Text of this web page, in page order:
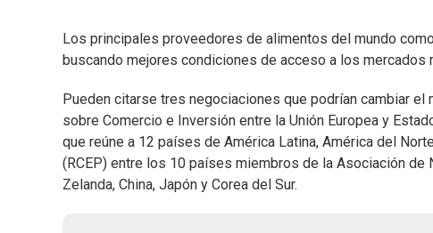
Los principales proveedores de alimentos del mundo
buscando mejores condiciones de acceso a los mercados
Pueden citarse tres negociaciones que podrían cambiar
sobre Comercio e Inversión entre la Unión Europea y
que reúne a 12 países de América Latina, América del
(RCEP) entre los 10 países miembros de la Asociación
Zelanda, China, Japón y Corea del Sur.